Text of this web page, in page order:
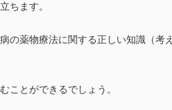
ちます。
の薬物療法に関する正しい知識（考
ことができるでしょう。